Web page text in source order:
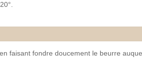
faisant fondre doucement le beurre